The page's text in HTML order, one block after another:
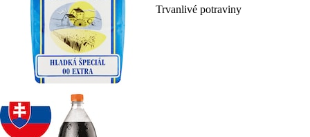
Trvanlivé potraviny